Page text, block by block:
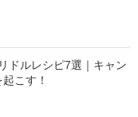
ドルレシピ7選｜キャン
こす！